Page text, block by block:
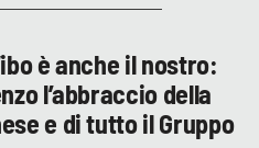
è anche il nostro:
l’abbraccio della
e di tutto il Gruppo